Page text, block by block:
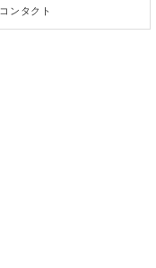
コンタクト